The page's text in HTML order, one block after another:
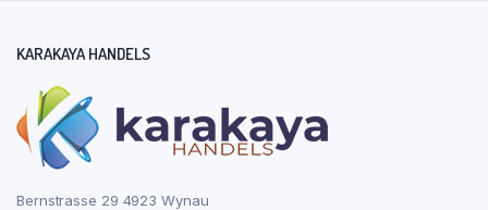
KARAKAYA HANDELS
Bernstrasse 29 4923 Wynau